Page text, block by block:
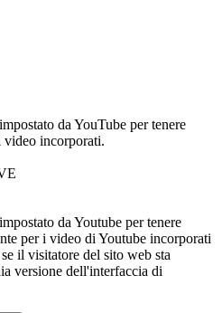
da YouTube per tenere
video incorporati.
da Youtube per tenere
per i video di Youtube incorporati
il visitatore del sito web sta
versione dell'interfaccia di